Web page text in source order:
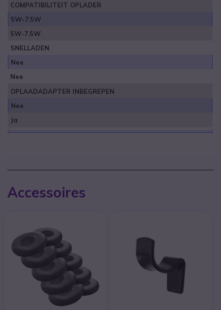
COMPATIBILITEIT OPLADER
5W-7.5W
5W-7.5W
SNELLADEN
Nee
Nee
OPLAADADAPTER INBEGREPEN
Nee
Ja
Accessoires